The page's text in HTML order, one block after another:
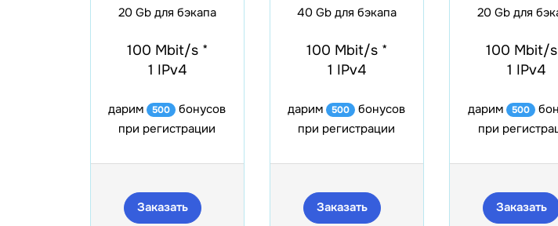
20 Gb для бэкапа
100 Mbit/s *
1 IPv4
дарим 500
бонусов
при регистрации
Заказать
40 Gb для бэкапа
100 Mbit/s *
1 IPv4
дарим 500
бонусов
при регистрации
Заказать
20 Gb для
100 Mbit/s
1 IPv4
дарим 500
при
Заказать